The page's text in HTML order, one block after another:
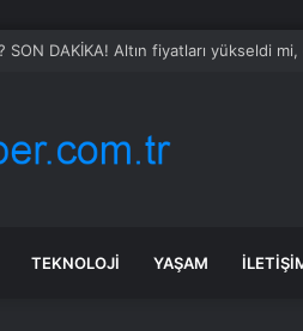
DAKİKA! Altın fiyatları yükseldi
TEKNOLOJI YAŞAM